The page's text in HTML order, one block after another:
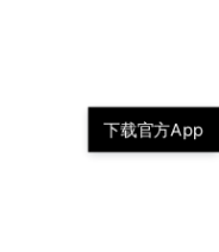
下载官方App